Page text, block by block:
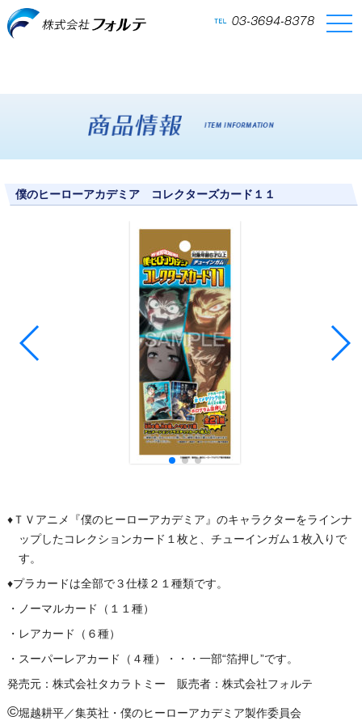
僕のヒーローアカデミア コレクターズカード１１
♦ＴＶアニメ『僕のヒーローアカデミア』のキャラクターをラインナ
ップしたコレクションカード１枚と、チューインガム１枚入りで
す。
♦プラカードは全部で３仕様２１種類です。
・ノーマルカード（１１種）
・レアカード（６種）
・スーパーレアカード（４種）・・・一部“箔押し”です。
発売元：株式会社タカラトミー 販売者：株式会社フォルテ
©︎堀越耕平／集英社・僕のヒーローアカデミア製作委員会